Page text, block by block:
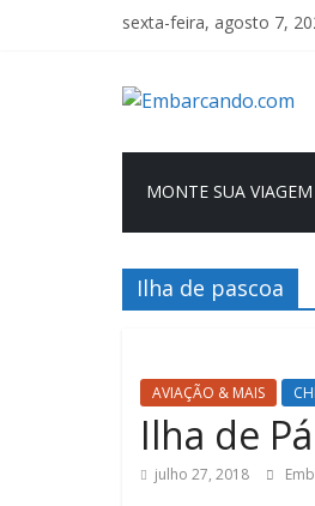
sexta-feira, agosto 7,
MONTE SUA VIAGEM
Ilha de pascoa
AVIAÇÃO & MAIS
Ilha de
julho 27, 2018